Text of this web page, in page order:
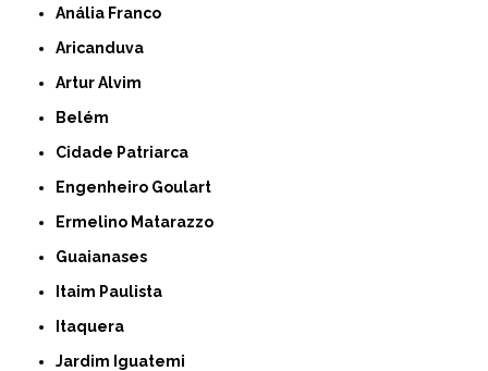
Anália Franco
Aricanduva
Artur Alvim
Belém
Cidade Patriarca
Engenheiro Goulart
Ermelino Matarazzo
Guaianases
Itaim Paulista
Itaquera
Jardim Iguatemi